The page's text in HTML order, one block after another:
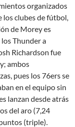
organizados
clubes de fútbol,
de Morey es
Thunder a
Richardson fue
ambos
pues los 76ers se
en el equipo sin
lanzan desde atrás
del aro (7,24
(triple).